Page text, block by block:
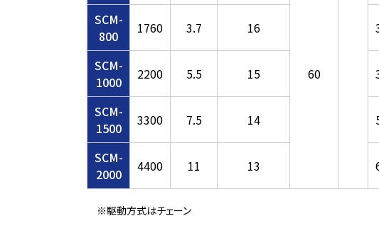
60
SCM-
800
1760 3.7 16
SCM-
1000
2200 5.5 15
SCM-
1500
3300 7.5 14
SCM-
2000
4400 11 13
※駆動方式はチェーン